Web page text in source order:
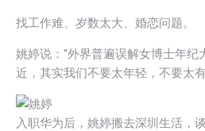
找工作难、岁数太大、婚恋问题。
姚婷说：“外界普遍误解女博士年纪
近，其实我们不要太年轻，不要太
入职华为后，姚婷搬去深圳生活，